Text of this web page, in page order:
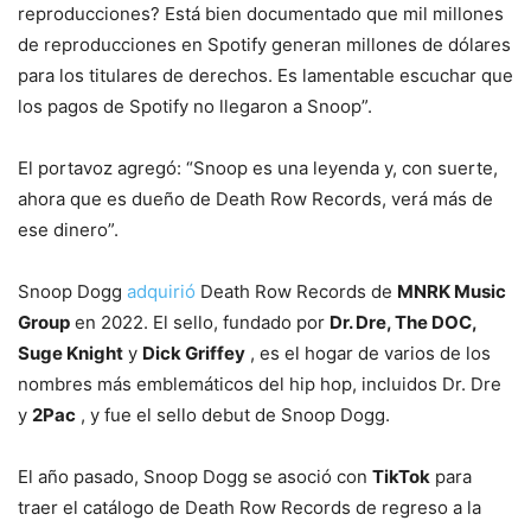
reproducciones? Está bien documentado que mil millones
de reproducciones en Spotify generan millones de dólares
para los titulares de derechos. Es lamentable escuchar que
los pagos de Spotify no llegaron a Snoop”.
El portavoz agregó: “Snoop es una leyenda y, con suerte,
ahora que es dueño de Death Row Records, verá más de
ese dinero”.
Snoop Dogg adquirió Death Row Records de MNRK Music
Group en 2022. El sello, fundado por Dr. Dre, The DOC,
Suge Knight y Dick Griffey , es el hogar de varios de los
nombres más emblemáticos del hip hop, incluidos Dr. Dre
y 2Pac , y fue el sello debut de Snoop Dogg.
El año pasado, Snoop Dogg se asoció con TikTok para
traer el catálogo de Death Row Records de regreso a la